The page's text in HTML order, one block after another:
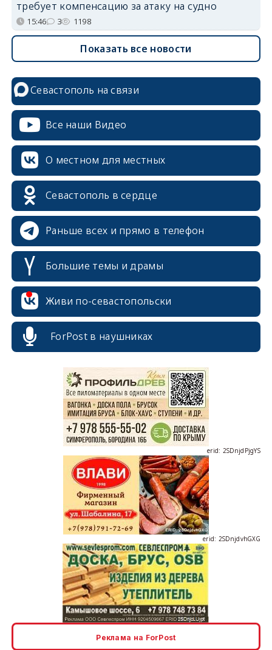
требует компенсацию за атаку на судно
15:46 3 1198
Показать все новости
Севастополь на связи
Все наши Видео
О местном для местных
Севастополь в сердце
Раньше всех и прямо в телефон
Большие темы и драмы
Живи по-севастопольски
ForPost в наушниках
erid: 2SDnjcrDNw6
erid: 2SDnjdvhGXG
erid: 2SDnjcLUypt
Реклама на ForPost